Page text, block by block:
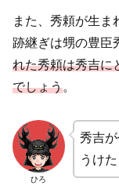
また、秀頼が生ま
跡継ぎは甥の豊臣
れた秀頼は秀吉に
でしょう。
ひろ
秀吉が
うけ